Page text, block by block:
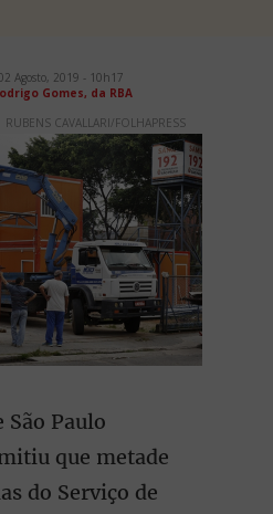
Agosto, 2019 - 10h17
Gomes, da RBA
RUBENS CAVALLARI/FOLHAPRESS
Paulo
que metade
do Serviço de